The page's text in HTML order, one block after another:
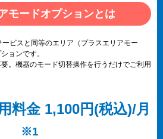
モードオプションとは
ビスと同等のエリア（プラスエリアモー
ョンです。
。機器のモード切替操作を行うだけでご利用
料金 1,100円(税込)/月
※1